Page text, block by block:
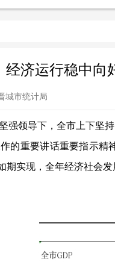
经济运行稳中
城市统计局
强领导下，全市上下坚
的重要讲话重要指示
期实现，全年经济社会